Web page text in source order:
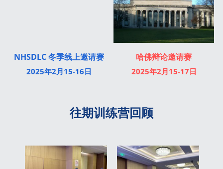
NHSDLC 冬季线上邀请赛
2025年2月15-16日
哈佛辩论邀请赛
2025年2月15-17日
往期训练营回顾